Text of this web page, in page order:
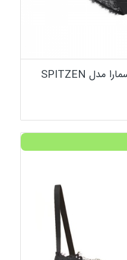
ست شورت و سوتین زنانه اسمارا مدل SPITZEN